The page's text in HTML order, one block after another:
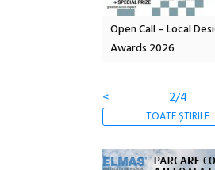
Anuala de artă urbană
Artown NOW #5:
<
3/4
TOATE ȘTIRILE